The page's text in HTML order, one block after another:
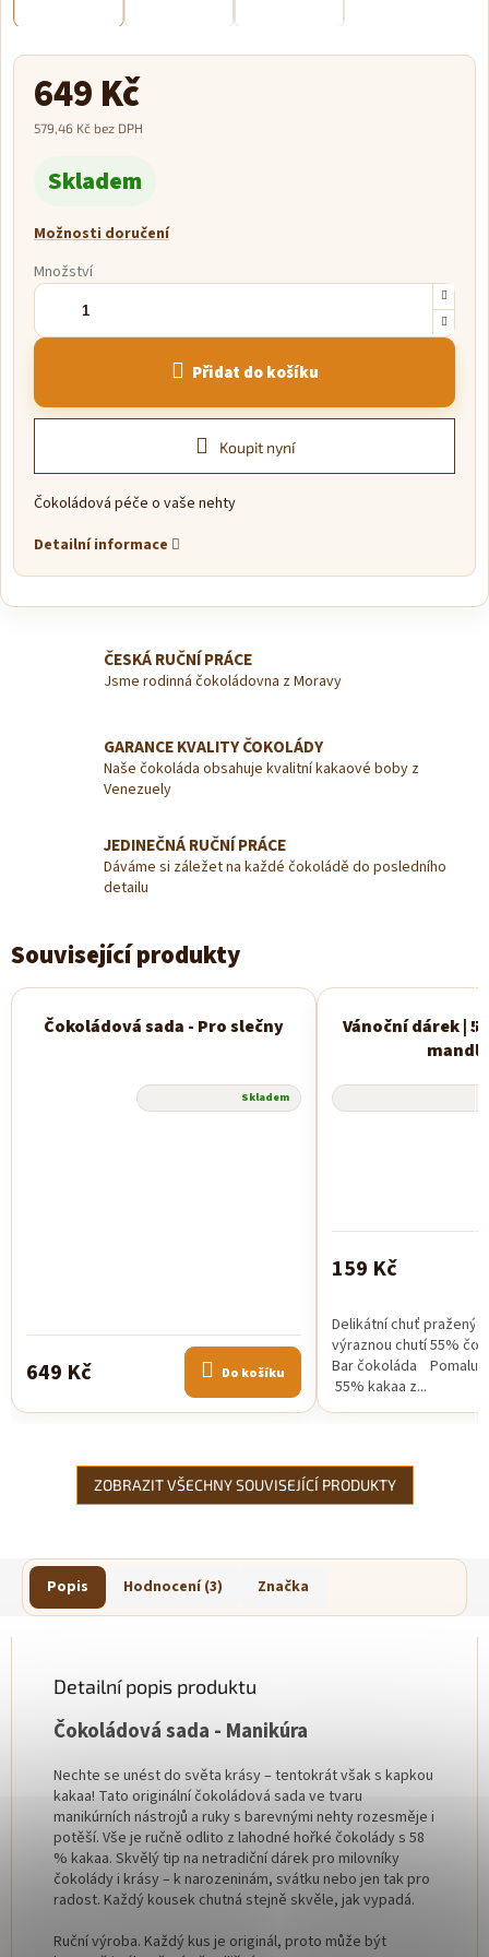
649 Kč
579,46 Kč bez DPH
cena:
Skladem
Možnosti doručení
Množství
Přidat do košíku
Koupit nyní
Čokoládová péče o vaše nehty
Detailní informace
ČESKÁ RUČNÍ PRÁCE
Jsme rodinná čokoládovna z Moravy
GARANCE KVALITY ČOKOLÁDY
Naše čokoláda obsahuje kvalitní kakaové boby z
Venezuely
JEDINEČNÁ RUČNÍ PRÁCE
Dáváme si záležet na každé čokoládě do posledního
detailu
Související produkty
Čokoládová sada - Pro slečny
Skladem
649 Kč Do košíku
Vánoční dárek |
159 Kč
Delikátní chuť
výraznou chutí 55%
Bar čokoláda Pomalu
55% kakaa z...
ZOBRAZIT VŠECHNY SOUVISEJÍCÍ PRODUKTY
Popis Hodnocení (3) Značka
Detailní popis produktu
Čokoládová sada - Manikúra
Nechte se unést do světa krásy – tentokrát však s kapkou
kakaa! Tato originální čokoládová sada ve tvaru
manikúrních nástrojů a ruky s barevnými nehty rozesměje i
potěší. Vše je ručně odlito z lahodné hořké čokolády s 58
% kakaa. Skvělý tip na netradiční dárek pro milovníky
čokolády i krásy – k narozeninám, svátku nebo jen tak pro
radost. Každý kousek chutná stejně skvěle, jak vypadá.
Ruční výroba. Každý kus je originál, proto může být